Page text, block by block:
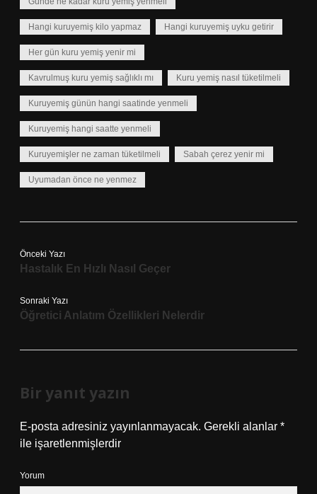
Hangi kuruyemiş kilo yapmaz Hangi kuruyemiş uyku getirir
Her gün kuru yemiş yenir mi
Kavrulmuş kuru yemiş sağlıklı mı Kuru yemiş nasıl tüketilmeli
Kuruyemiş günün hangi saatinde yenmeli
Kuruyemiş hangi saatte yenmeli
Kuruyemişler ne zaman tüketilmeli Sabah çerez yenir mi
Uyumadan önce ne yenmez
Önceki Yazı
Hastalık En Hızlı Nasıl Geçer
Sonraki Yazı
Öğretici Anlatım Özellikleri Nelerdir
Bir yanıt yazın
E-posta adresiniz yayınlanmayacak. Gerekli alanlar *
ile işaretlenmişlerdir
Yorum